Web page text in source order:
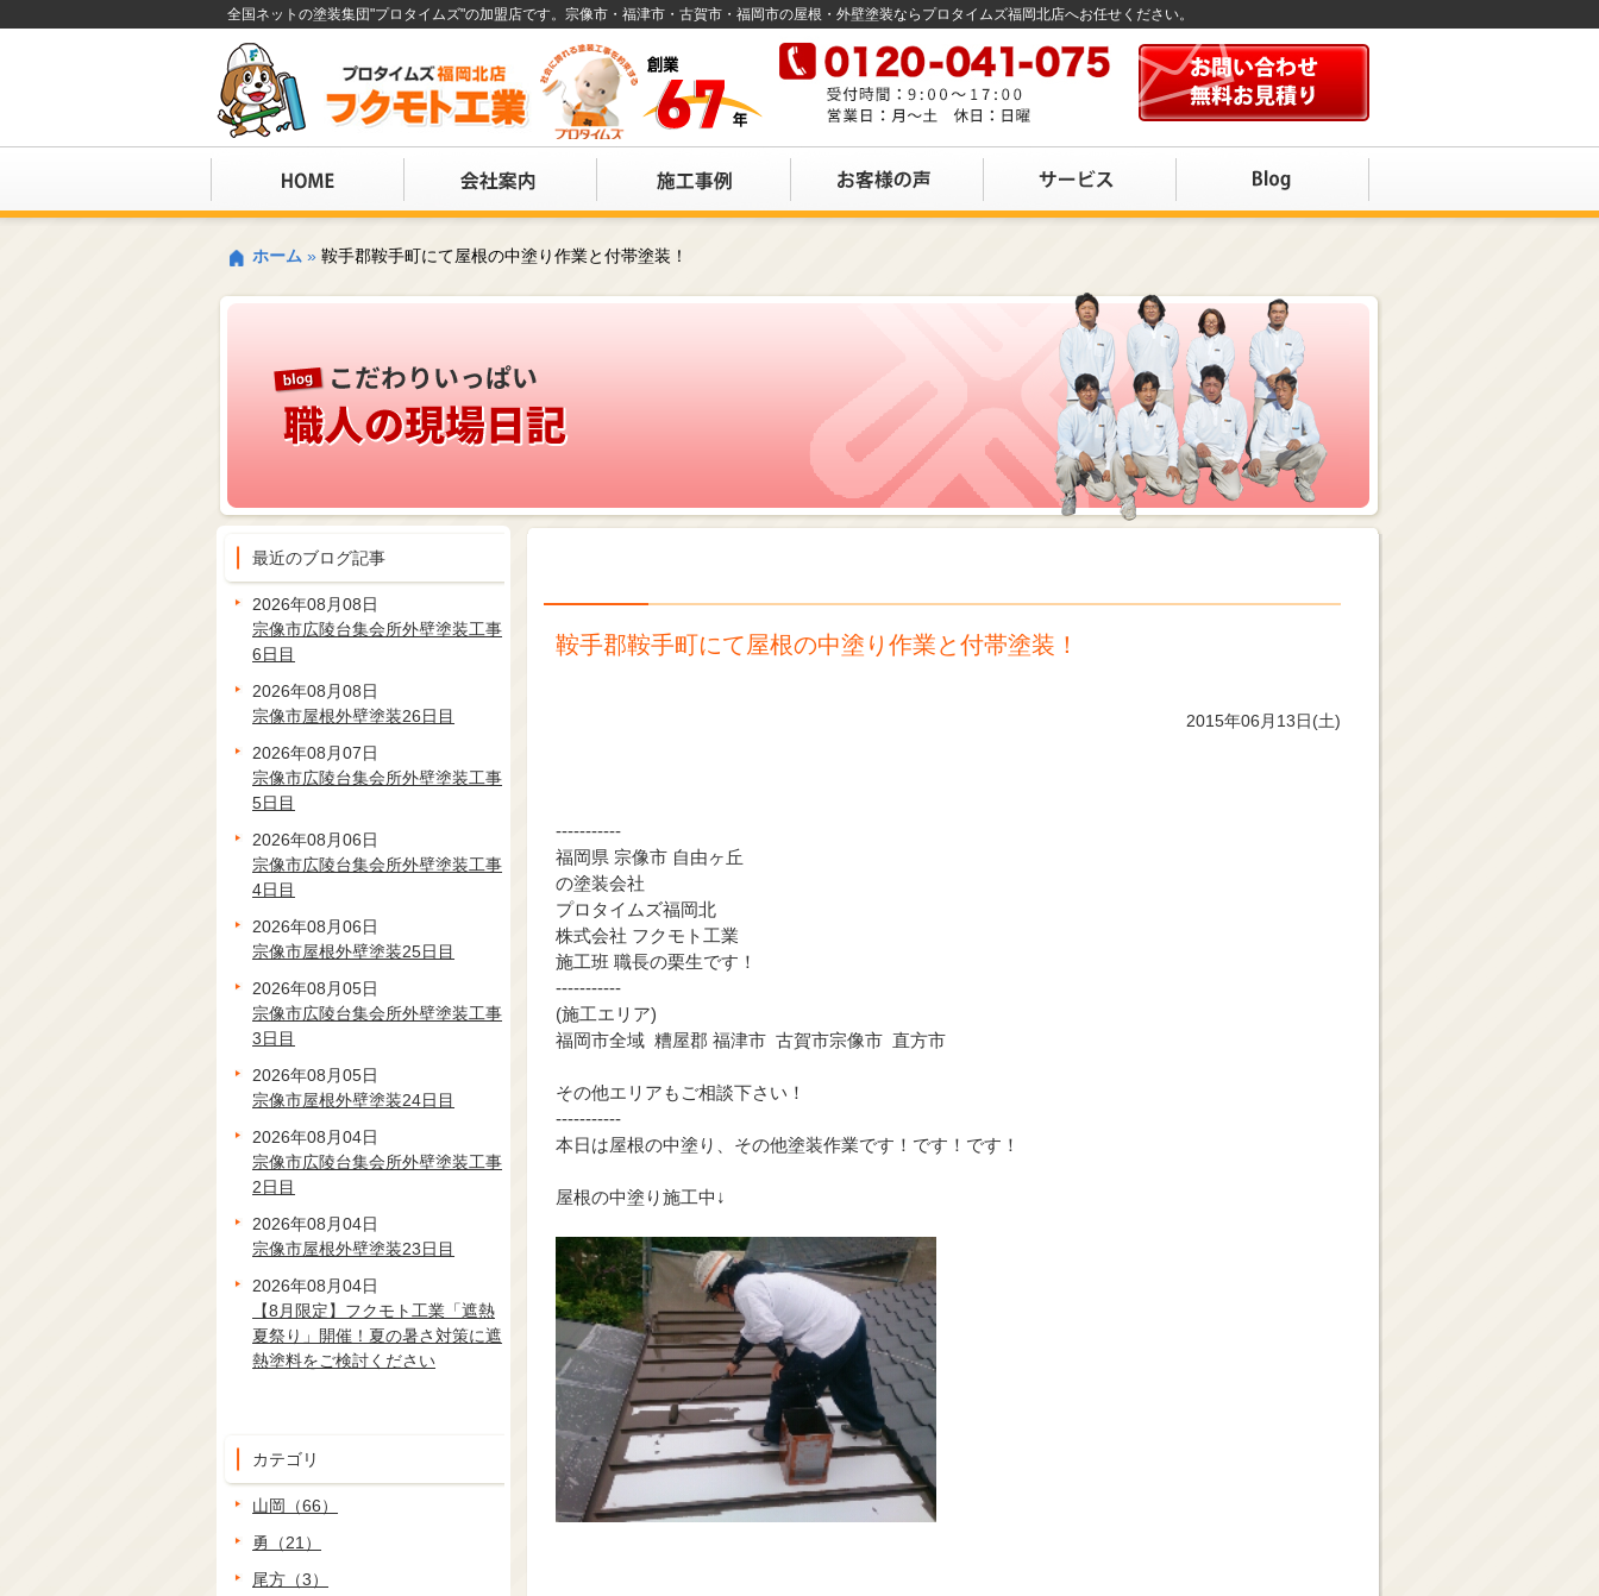
全国ネットの塗装集団"プロタイムズ"の加盟店です。宗像市・福津市・古賀市・福岡市の屋根・外壁塗装ならプロタイムズ福岡北店へお任せください。
ホーム » 鞍手郡鞍手町にて屋根の中塗り作業と付帯塗装！
鞍手郡鞍手町にて屋根の中塗り作業と付帯塗装！
2015年06月13日(土)
‐‐‐‐‐‐‐‐‐‐‐
福岡県 宗像市 自由ヶ丘
の塗装会社
プロタイムズ福岡北
株式会社 フクモト工業
施工班 職長の栗生です！
‐‐‐‐‐‐‐‐‐‐‐
(施工エリア)
福岡市全域 糟屋郡 福津市 古賀市宗像市 直方市
その他エリアもご相談下さい！
‐‐‐‐‐‐‐‐‐‐‐
本日は屋根の中塗り、その他塗装作業です！です！です！
屋根の中塗り施工中↓
最近のブログ記事
2026年08月08日
宗像市広陵台集会所外壁塗装工事
6日目
2026年08月08日
宗像市屋根外壁塗装26日目
2026年08月07日
宗像市広陵台集会所外壁塗装工事
5日目
2026年08月06日
宗像市広陵台集会所外壁塗装工事
4日目
2026年08月06日
宗像市屋根外壁塗装25日目
2026年08月05日
宗像市広陵台集会所外壁塗装工事
3日目
2026年08月05日
宗像市屋根外壁塗装24日目
2026年08月04日
宗像市広陵台集会所外壁塗装工事
2日目
2026年08月04日
宗像市屋根外壁塗装23日目
2026年08月04日
【8月限定】フクモト工業「遮熱
夏祭り」開催！夏の暑さ対策に遮
熱塗料をご検討ください
カテゴリ
山岡（66）
勇（21）
尾方（3）